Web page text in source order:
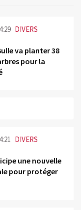
DIVERS
va planter 38
pour la
DIVERS
une nouvelle
pour protéger